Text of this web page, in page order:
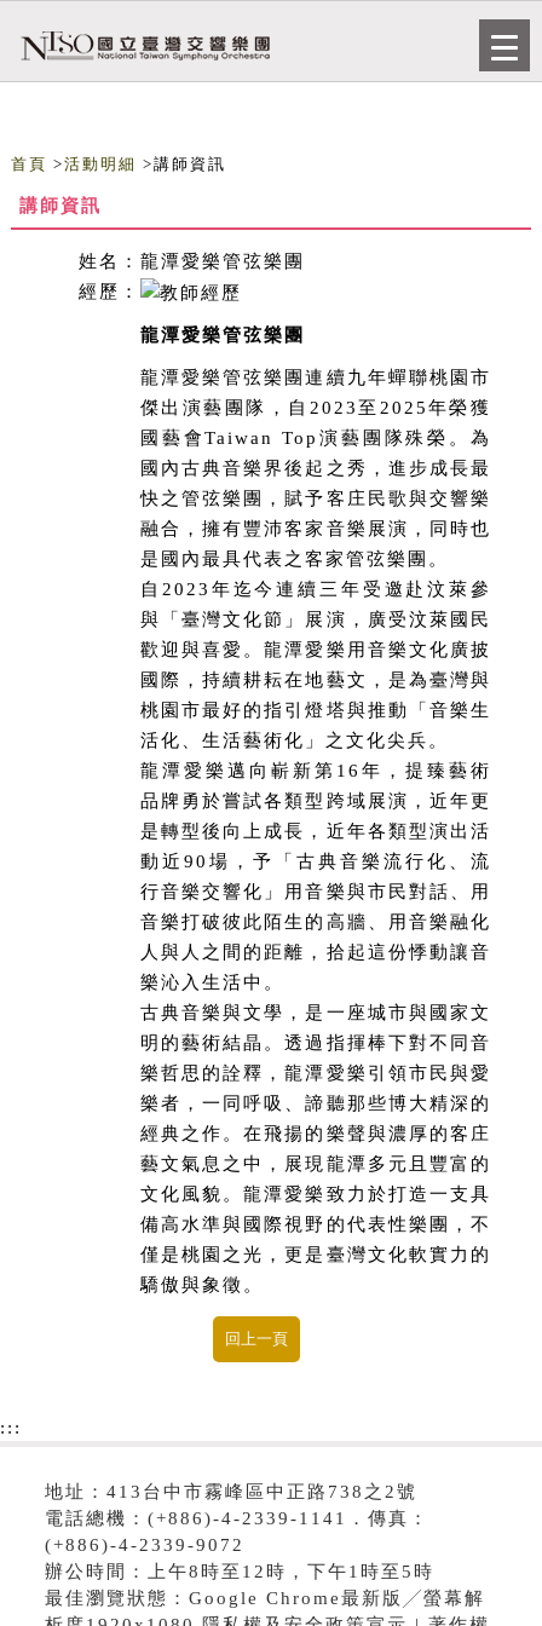
首頁 >活動明細 >講師資訊
講師資訊
姓名： 龍潭愛樂管弦樂團
經歷：
龍潭愛樂管弦樂團
龍潭愛樂管弦樂團連續九年蟬聯桃園市
傑出演藝團隊，自2023至2025年榮獲
國藝會Taiwan Top演藝團隊殊榮。為
國內古典音樂界後起之秀，進步成長最
快之管弦樂團，賦予客庄民歌與交響樂
融合，擁有豐沛客家音樂展演，同時也
是國內最具代表之客家管弦樂團。
自2023年迄今連續三年受邀赴汶萊參
與「臺灣文化節」展演，廣受汶萊國民
歡迎與喜愛。龍潭愛樂用音樂文化廣披
國際，持續耕耘在地藝文，是為臺灣與
桃園市最好的指引燈塔與推動「音樂生
活化、生活藝術化」之文化尖兵。
龍潭愛樂邁向嶄新第16年，提臻藝術
品牌勇於嘗試各類型跨域展演，近年更
是轉型後向上成長，近年各類型演出活
動近90場，予「古典音樂流行化、流
行音樂交響化」用音樂與市民對話、用
音樂打破彼此陌生的高牆、用音樂融化
人與人之間的距離，拾起這份悸動讓音
樂沁入生活中。
古典音樂與文學，是一座城市與國家文
明的藝術結晶。透過指揮棒下對不同音
樂哲思的詮釋，龍潭愛樂引領市民與愛
樂者，一同呼吸、諦聽那些博大精深的
經典之作。在飛揚的樂聲與濃厚的客庄
藝文氣息之中，展現龍潭多元且豐富的
文化風貌。龍潭愛樂致力於打造一支具
備高水準與國際視野的代表性樂團，不
僅是桃園之光，更是臺灣文化軟實力的
驕傲與象徵。
:::
地址：413台中市霧峰區中正路738之2號
電話總機：(+886)-4-2339-1141．傳真：
(+886)-4-2339-9072
辦公時間：上午8時至12時，下午1時至5時
最佳瀏覽狀態：Google Chrome最新版╱螢幕解